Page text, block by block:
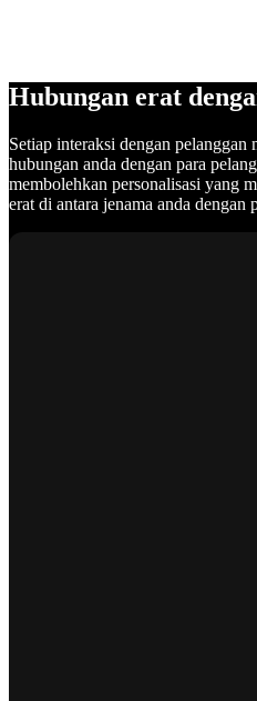
Hubungan erat
Setiap interaksi dengan pelanggan
hubungan anda dengan para
membolehkan personalisasi yang
erat di antara jenama anda dengan